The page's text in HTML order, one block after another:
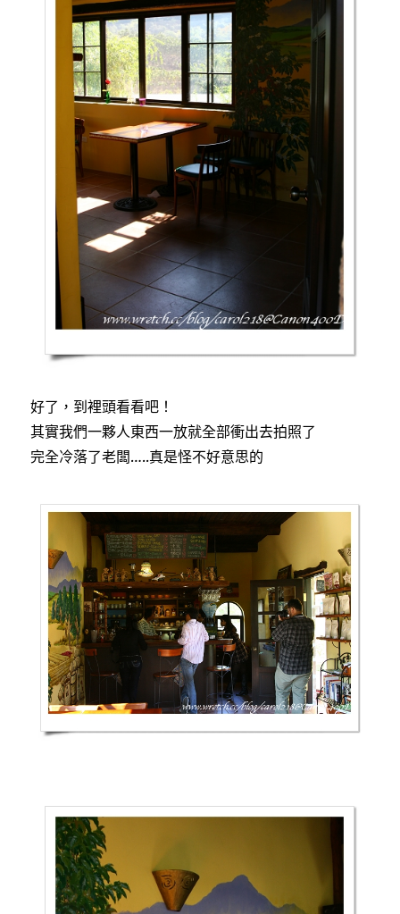
好了，到裡頭看看吧！
其實我們一夥人東西一放就全部衝出去拍照了
完全冷落了老闆…..真是怪不好意思的